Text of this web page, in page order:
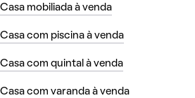
Casa mobiliada à venda
Casa com piscina à venda
Casa com quintal à venda
Casa com varanda à venda